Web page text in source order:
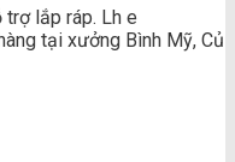
trợ lắp ráp. Lh e
tại xưởng Bình Mỹ, Củ